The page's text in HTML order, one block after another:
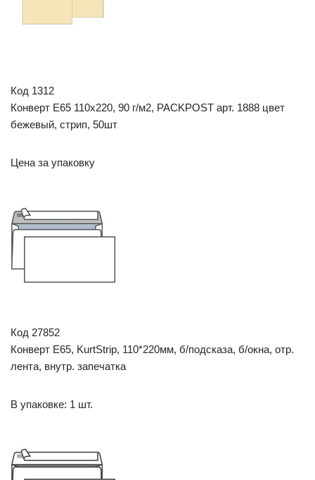
Код 1312
Конверт E65 110х220, 90 г/м2, PACKPOST арт. 1888 цвет
бежевый, стрип, 50шт
Цена за упаковку
Код 27852
Конверт E65, KurtStrip, 110*220мм, б/подсказа, б/окна, отр.
лента, внутр. запечатка
В упаковке: 1 шт.